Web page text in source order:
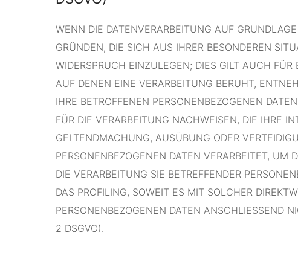
WENN DIE DATENVERARBEITUNG AUF
GRÜNDEN, DIE SICH AUS IHRER BESONDEREN
WIDERSPRUCH EINZULEGEN; DIES GILT AUCH
AUF DENEN EINE VERARBEITUNG BERUHT,
IHRE BETROFFENEN PERSONENBEZOGENEN
FÜR DIE VERARBEITUNG NACHWEISEN, DIE IHRE
GELTENDMACHUNG, AUSÜBUNG ODER
PERSONENBEZOGENEN DATEN VERARBEITET, UM
DIE VERARBEITUNG SIE BETREFFENDER
DAS PROFILING, SOWEIT ES MIT SOLCHER
PERSONENBEZOGENEN DATEN ANSCHLIESSEND
2 DSGVO).